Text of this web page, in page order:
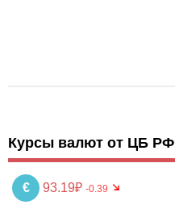
Курсы валют от ЦБ РФ
€ 93.19₽ -0.39